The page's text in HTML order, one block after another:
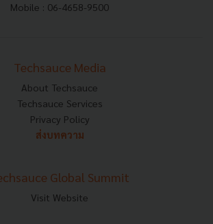
Mobile : 06-4658-9500
Techsauce Media
About Techsauce
Techsauce Services
Privacy Policy
ส่งบทความ
Global Summit
Visit Website